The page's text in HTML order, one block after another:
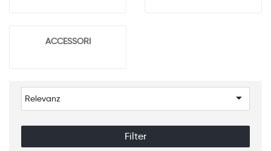
ACCESSORI
Relevanz 
Filter